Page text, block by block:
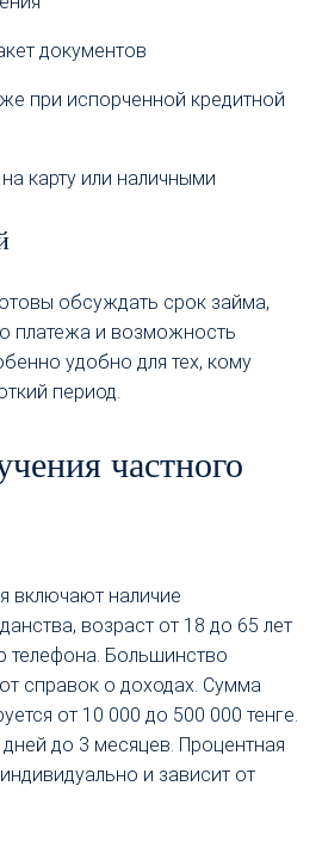
документов
при испорченной кредитной
карту или наличными
обсуждать срок займа,
платежа и возможность
удобно для тех, кому
период.
частного
включают наличие
возраст от 18 до 65 лет
телефона. Большинство
справок о доходах. Сумма
от 10 000 до 500 000 тенге.
до 3 месяцев. Процентная
и зависит от